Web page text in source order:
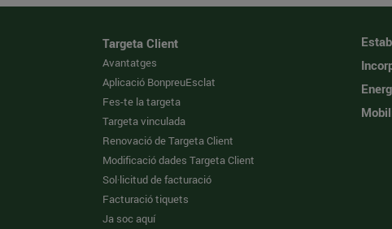
Targeta Client
Avantatges
Aplicació BonpreuEsclat
Fes-te la targeta
Targeta vinculada
Renovació de Targeta Client
Modificació dades Targeta Client
Sol·licitud de facturació
Facturació tiquets
Ja soc aquí